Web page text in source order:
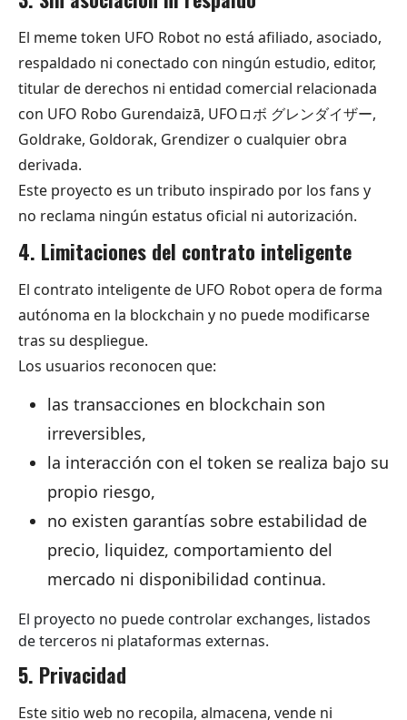
El meme token UFO Robot no está afiliado, asociado,
respaldado ni conectado con ningún estudio, editor,
titular de derechos ni entidad comercial relacionada
con UFO Robo Gurendaizā, UFOロボ グレンダイザー,
Goldrake, Goldorak, Grendizer o cualquier obra
derivada.
Este proyecto es un tributo inspirado por los fans y
no reclama ningún estatus oficial ni autorización.
4. Limitaciones del contrato inteligente
El contrato inteligente de UFO Robot opera de forma
autónoma en la blockchain y no puede modificarse
tras su despliegue.
Los usuarios reconocen que:
las transacciones en blockchain son
irreversibles,
la interacción con el token se realiza bajo su
propio riesgo,
no existen garantías sobre estabilidad de
precio, liquidez, comportamiento del
mercado ni disponibilidad continua.
El proyecto no puede controlar exchanges, listados
de terceros ni plataformas externas.
5. Privacidad
Este sitio web no recopila, almacena, vende ni